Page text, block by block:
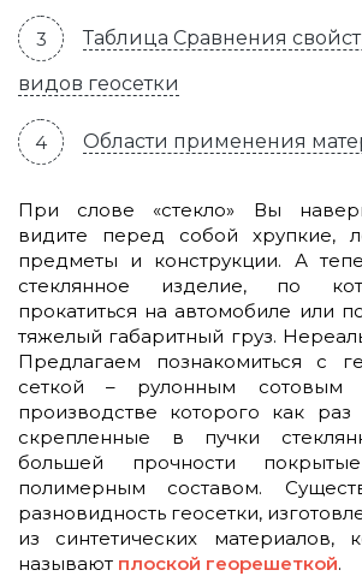
Таблица Сравнения
видов геосетки
Области применения
При слове «стекло» Вы
видите перед собой хрупкие,
предметы и конструкции. А
стеклянное изделие, по
прокатиться на автомобиле или
тяжелый габаритный груз.
Предлагаем познакомиться с
сеткой – рулонным сотовым
производстве которого как
скрепленные в пучки
большей прочности
полимерным составом.
разновидность геосетки,
из синтетических материалов,
называют плоской георешеткой.